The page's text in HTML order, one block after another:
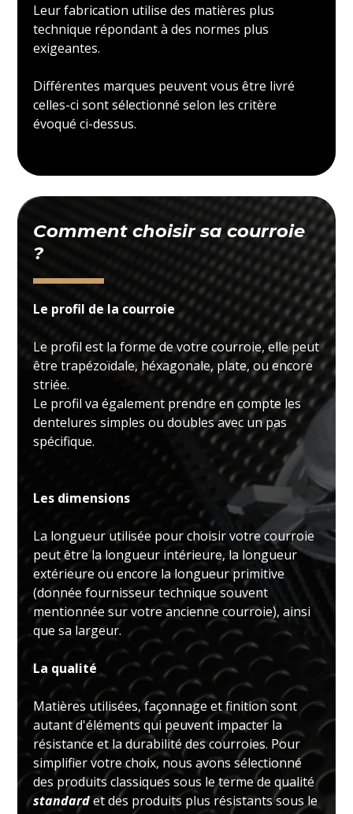
Leur fabrication utilise des matières plus
technique répondant à des normes plus
exigeantes.
Différentes marques peuvent vous être livré
celles-ci sont sélectionné selon les critère
évoqué ci-dessus.
Comment choisir sa courroie
?
Le profil de la courroie
Le profil est la forme de votre courroie, elle peut
être trapézoïdale, héxagonale, plate, ou encore
striée.
Le profil va également prendre en compte les
dentelures simples ou doubles avec un pas
spécifique.
Les dimensions
La longueur utilisée pour choisir votre courroie
peut être la longueur intérieure, la longueur
extérieure ou encore la longueur primitive
(donnée fournisseur technique souvent
mentionnée sur votre ancienne courroie), ainsi
que sa largeur.
La qualité
Matières utilisées, façonnage et finition sont
autant d'éléments qui peuvent impacter la
résistance et la durabilité des courroies. Pour
simplifier votre choix, nous avons sélectionné
des produits classiques sous le terme de qualité
standardet des produits plus résistants sous le